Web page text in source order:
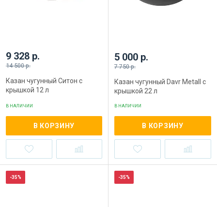
9 328 р.
14 500 р.
Казан чугунный Ситон с
крышкой 12 л
В НАЛИЧИИ
В КОРЗИНУ
5 000 р.
7 750 р.
Казан чугунный Davr Metall с
крышкой 22 л
В НАЛИЧИИ
В КОРЗИНУ
-35% -35%